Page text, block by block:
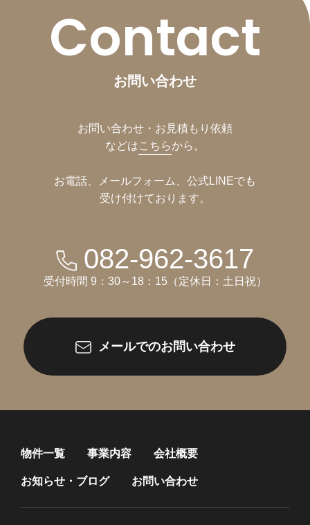
Contact
お問い合わせ
お問い合わせ・お見積もり依頼
などはこちらから。
お電話、メールフォーム、公式LINEでも
受け付けております。
082-962-3617
受付時間 9：30～18：15（定休日：土日祝）
メールでのお問い合わせ
物件一覧 事業内容 会社概要
お知らせ・ブログ お問い合わせ